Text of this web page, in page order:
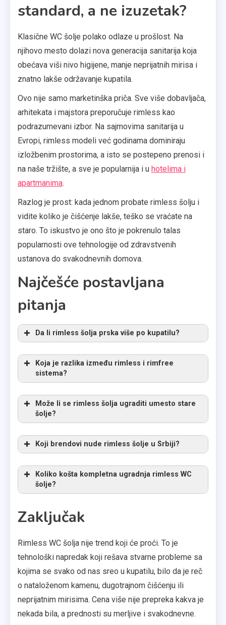
standard, a ne izuzetak?
Klasične WC šolje polako odlaze u prošlost. Na
njihovo mesto dolazi nova generacija sanitarija koja
obećava viši nivo higijene, manje neprijatnih mirisa i
znatno lakše održavanje kupatila.
Ovo nije samo marketinška priča. Sve više dobavljača,
arhitekata i majstora preporučuje rimless kao
podrazumevani izbor. Na sajmovima sanitarija u
Evropi, rimless modeli već godinama dominiraju
izložbenim prostorima, a isto se postepeno prenosi i
na naše tržište, a sve je popularnija i u hotelima i
apartmanima.
Razlog je prost: kada jednom probate rimless šolju i
vidite koliko je čišćenje lakše, teško se vraćate na
staro. To iskustvo je ono što je pokrenulo talas
popularnosti ove tehnologije od zdravstvenih
ustanova do svakodnevnih domova.
Najčešće postavljana
pitanja
Da li rimless šolja prska više po kupatilu?
Koja je razlika između rimless i rimfree
sistema?
Može li se rimless šolja ugraditi umesto stare
šolje?
Koji brendovi nude rimless šolje u Srbiji?
Koliko košta kompletna ugradnja rimless WC
šolje?
Zaključak
Rimless WC šolja nije trend koji će proći. To je
tehnološki napredak koji rešava stvarne probleme sa
kojima se svako od nas sreo u kupatilu, bilo da je reč
o nataloženom kamenu, dugotrajnom čišćenju ili
neprijatnim mirisima. Cena više nije prepreka kakva je
nekada bila, a prednosti su merljive i svakodnevne.